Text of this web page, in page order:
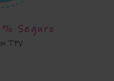
Seguro
TPV